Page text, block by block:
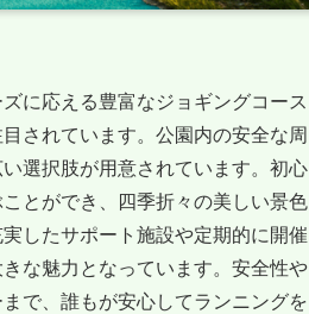
に応える豊富なジョギングコース
されています。公園内の安全な周
選択肢が用意されています。初心
とができ、四季折々の美しい景色
したサポート施設や定期的に開催
な魅力となっています。安全性や
で、誰もが安心してランニングを